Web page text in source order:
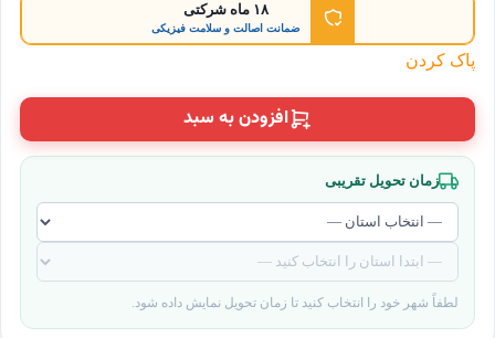
۱۸ ماه شرکتی
ضمانت اصالت و سلامت فیزیکی
پاک کردن
افزودن به سبد
زمان تحویل تقریبی
لطفاً شهر خود را انتخاب کنید تا زمان تحویل نمایش داده شود.